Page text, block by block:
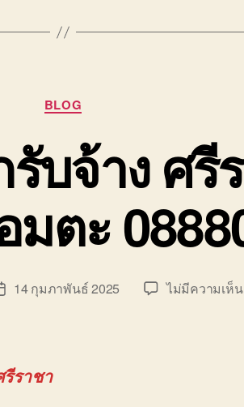
Categories
BLOG
บจ้าง ศรี
ตะ
14 กุมภาพันธ์ 2025 ไม่มีความเห็น
ราชา